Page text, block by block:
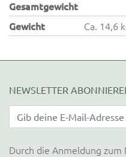
Gesamtgewicht
Gewicht Ca. 14,6
NEWSLETTER
Durch die Anmeldung